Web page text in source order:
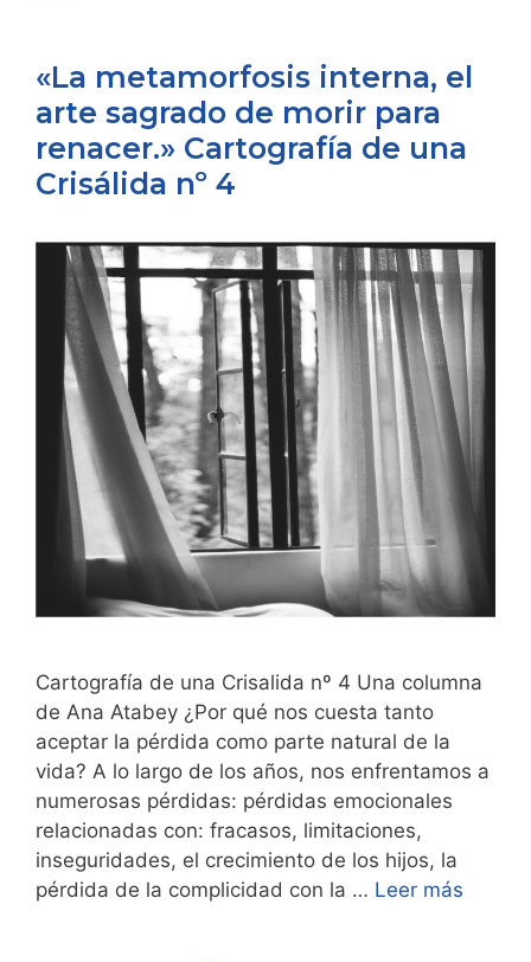
«La metamorfosis interna, el
arte sagrado de morir para
renacer.» Cartografía de una
Crisálida nº 4
Cartografía de una Crisalida nº 4 Una columna
de Ana Atabey ¿Por qué nos cuesta tanto
aceptar la pérdida como parte natural de la
vida? A lo largo de los años, nos enfrentamos a
numerosas pérdidas: pérdidas emocionales
relacionadas con: fracasos, limitaciones,
inseguridades, el crecimiento de los hijos, la
pérdida de la complicidad con la … Leer más